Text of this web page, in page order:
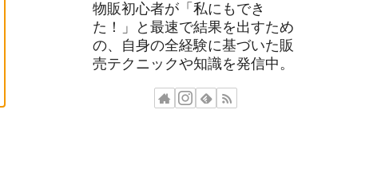
物販初心者が「私にもでき
た！」と最速で結果を出すため
の、自身の全経験に基づいた販
売テクニックや知識を発信中。